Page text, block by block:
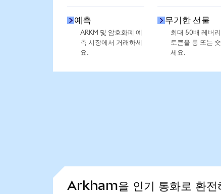
예측
ARKM 및 암호화폐 예
측 시장에서 거래하세
요.
무기한 선물
최대 50배 레버
토큰을 롱 또는
세요.
Arkham을 인기 통화로 환전